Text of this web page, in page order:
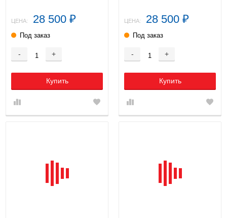
ЦЕНА: 28 500 ₽
Под заказ
- +
Купить
ЦЕНА: 28 500 ₽
Под заказ
- +
Купить